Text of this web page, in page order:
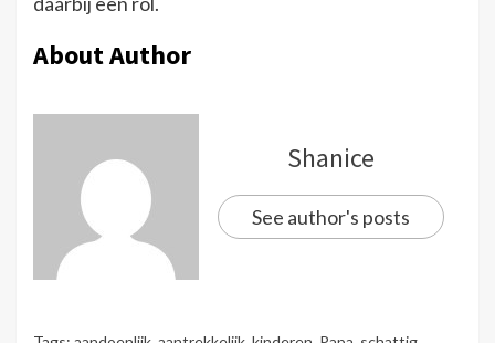
About Author
Shanice
See author's posts